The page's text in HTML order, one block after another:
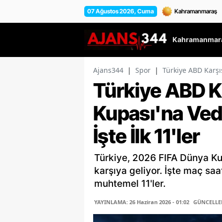
07 Ağustos 2026, Cuma
Ajans344 | Spor | Türkiye ABD
Türkiye ABD
Kupası'na
İşte İlk 11'ler
Türkiye, 2026 FIFA Dünya
karşıya geliyor. İşte maç
muhtemel 11'ler.
YAYINLAMA: 26 Haziran 2026 - 01:02